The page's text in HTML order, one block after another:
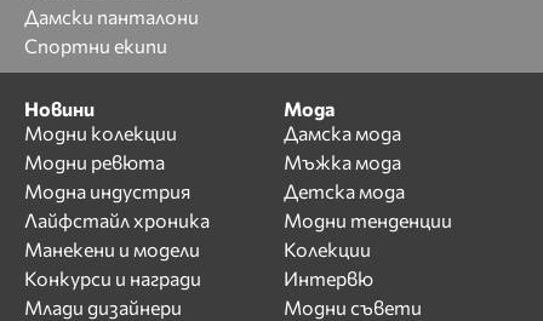
Дамски панталони
Спортни екипи
Новини
Модни колекции
Модни ревюта
Модна индустрия
Лайфстайл хроника
Манекени и модели
Конкурси и награди
Млади дизайнери
Мода
Дамска мода
Мъжка мода
Детска мода
Модни тенденции
Колекции
Интервю
Модни съвети